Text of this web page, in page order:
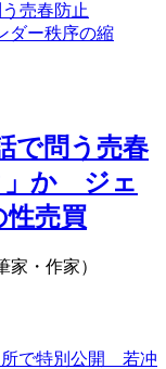
で問う売春
」か ジェ
性売買
家・作家）
所で特別公開 若冲